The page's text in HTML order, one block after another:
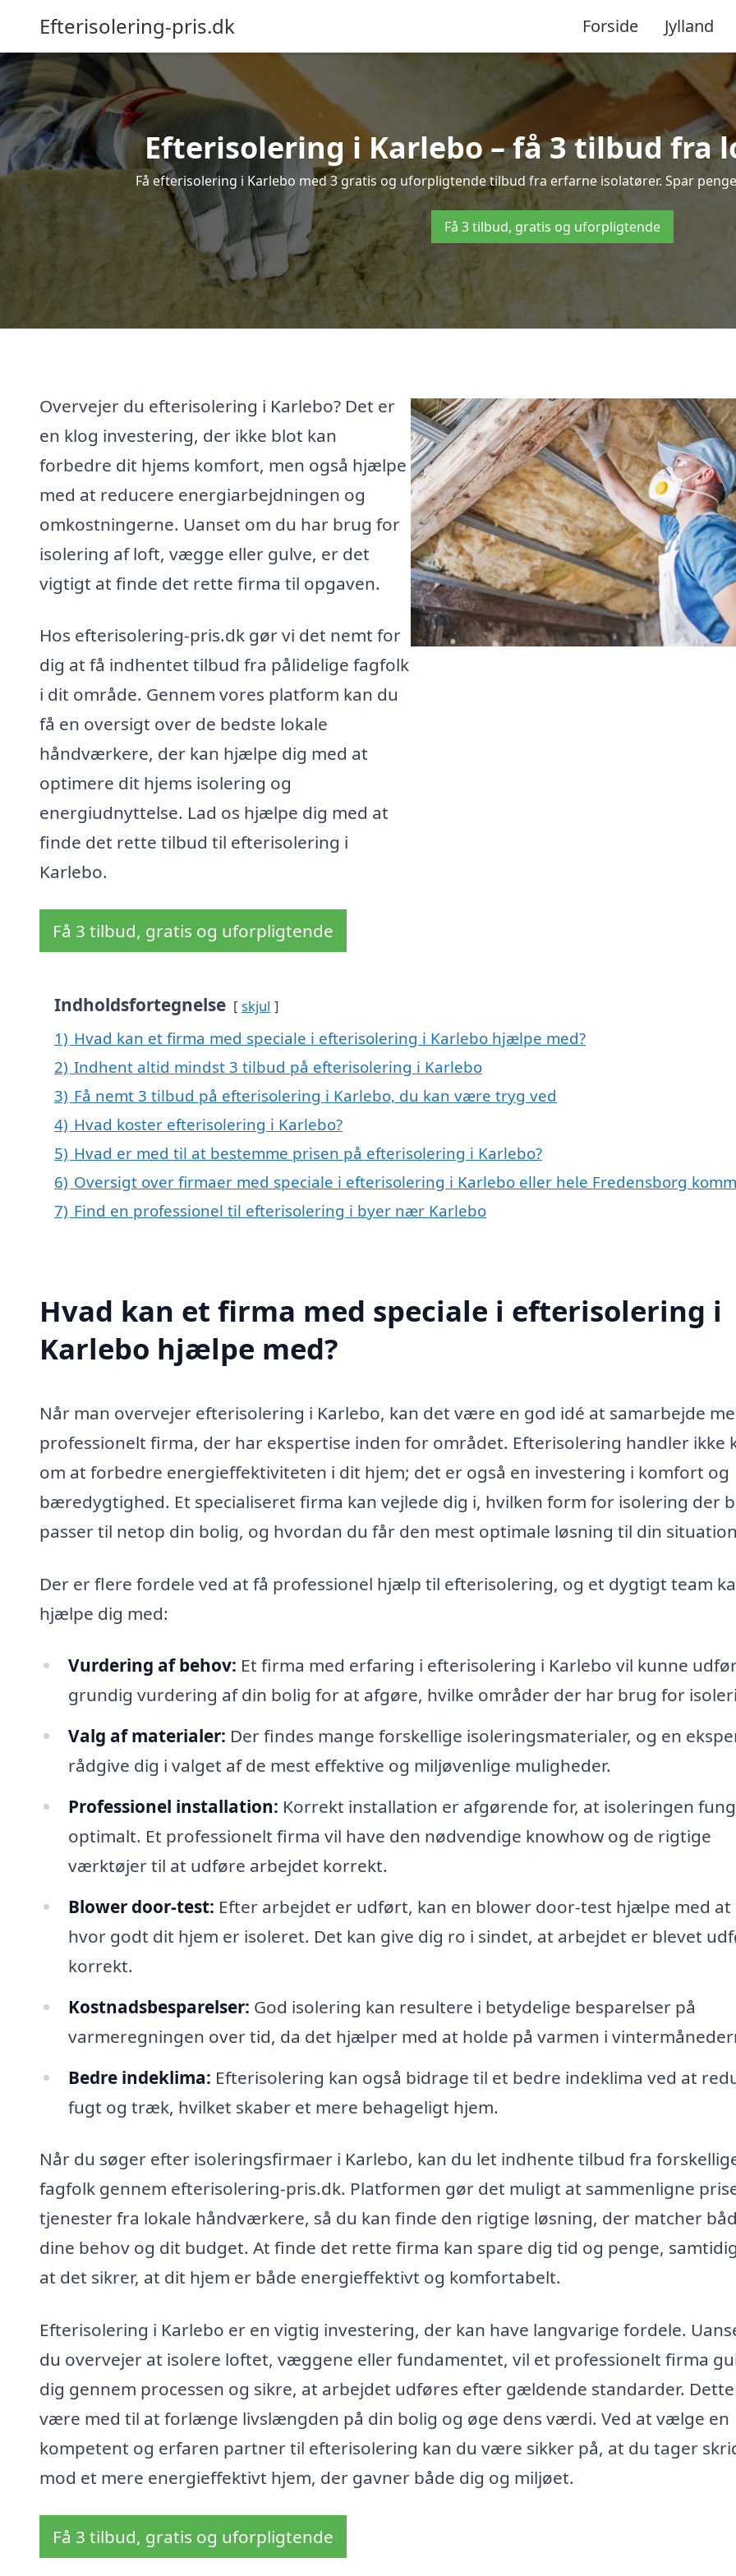
Efterisolering-pris.dk Forside Jylland
Efterisolering i Karlebo – få 3 tilbud fra
Få efterisolering i Karlebo med 3 gratis og uforpligtende tilbud fra erfarne isolatører. Spar
Få 3 tilbud, gratis og uforpligtende
Overvejer du efterisolering i Karlebo? Det er
en klog investering, der ikke blot kan
forbedre dit hjems komfort, men også hjælpe
med at reducere energiarbejdningen og
omkostningerne. Uanset om du har brug for
isolering af loft, vægge eller gulve, er det
vigtigt at finde det rette firma til opgaven.
Hos efterisolering-pris.dk gør vi det nemt for
dig at få indhentet tilbud fra pålidelige fagfolk
i dit område. Gennem vores platform kan du
få en oversigt over de bedste lokale
håndværkere, der kan hjælpe dig med at
optimere dit hjems isolering og
energiudnyttelse. Lad os hjælpe dig med at
finde det rette tilbud til efterisolering i
Karlebo.
Få 3 tilbud, gratis og uforpligtende
Indholdsfortegnelse skjul
1) Hvad kan et firma med speciale i efterisolering i Karlebo hjælpe med?
2) Indhent altid mindst 3 tilbud på efterisolering i Karlebo
3) Få nemt 3 tilbud på efterisolering i Karlebo, du kan være tryg ved
4) Hvad koster efterisolering i Karlebo?
5) Hvad er med til at bestemme prisen på efterisolering i Karlebo?
6) Oversigt over firmaer med speciale i efterisolering i Karlebo eller hele Fredensborg
7) Find en professionel til efterisolering i byer nær Karlebo
Hvad kan et firma med speciale i efterisolering i
Karlebo hjælpe med?
Når man overvejer efterisolering i Karlebo, kan det være en god idé at samarbejde
professionelt firma, der har ekspertise inden for området. Efterisolering handler ikke
om at forbedre energieffektiviteten i dit hjem; det er også en investering i komfort og
bæredygtighed. Et specialiseret firma kan vejlede dig i, hvilken form for isolering der
passer til netop din bolig, og hvordan du får den mest optimale løsning til din
Der er flere fordele ved at få professionel hjælp til efterisolering, og et dygtigt team
hjælpe dig med:
Vurdering af behov: Et firma med erfaring i efterisolering i Karlebo vil kunne
grundig vurdering af din bolig for at afgøre, hvilke områder der har brug for
Valg af materialer: Der findes mange forskellige isoleringsmaterialer, og en
rådgive dig i valget af de mest effektive og miljøvenlige muligheder.
Professionel installation: Korrekt installation er afgørende for, at isoleringen
optimalt. Et professionelt firma vil have den nødvendige knowhow og de rigtige
værktøjer til at udføre arbejdet korrekt.
Blower door-test: Efter arbejdet er udført, kan en blower door-test hjælpe med at
hvor godt dit hjem er isoleret. Det kan give dig ro i sindet, at arbejdet er blevet
korrekt.
Kostnadsbesparelser: God isolering kan resultere i betydelige besparelser på
varmeregningen over tid, da det hjælper med at holde på varmen i
Bedre indeklima: Efterisolering kan også bidrage til et bedre indeklima ved at
fugt og træk, hvilket skaber et mere behageligt hjem.
Når du søger efter isoleringsfirmaer i Karlebo, kan du let indhente tilbud fra
fagfolk gennem efterisolering-pris.dk. Platformen gør det muligt at sammenligne
tjenester fra lokale håndværkere, så du kan finde den rigtige løsning, der matcher
dine behov og dit budget. At finde det rette firma kan spare dig tid og penge,
at det sikrer, at dit hjem er både energieffektivt og komfortabelt.
Efterisolering i Karlebo er en vigtig investering, der kan have langvarige fordele.
du overvejer at isolere loftet, væggene eller fundamentet, vil et professionelt firma
dig gennem processen og sikre, at arbejdet udføres efter gældende standarder.
være med til at forlænge livslængden på din bolig og øge dens værdi. Ved at vælge en
kompetent og erfaren partner til efterisolering kan du være sikker på, at du tager
mod et mere energieffektivt hjem, der gavner både dig og miljøet.
Få 3 tilbud, gratis og uforpligtende